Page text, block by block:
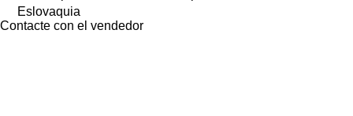
Eslovaquia
Contacte con el vendedor